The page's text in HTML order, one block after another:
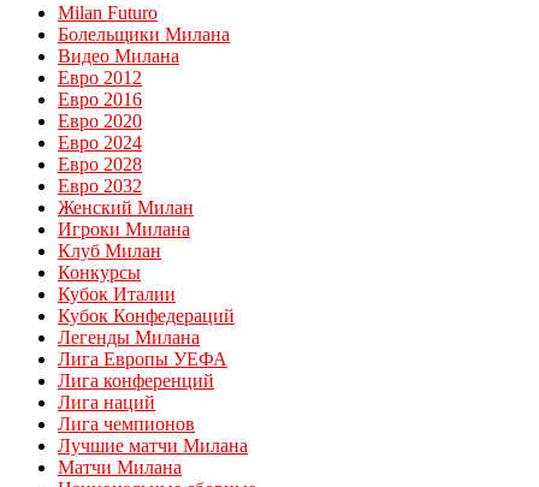
Milan Futuro
Болельщики Милана
Видео Милана
Евро 2012
Евро 2016
Евро 2020
Евро 2024
Евро 2028
Евро 2032
Женский Милан
Игроки Милана
Клуб Милан
Конкурсы
Кубок Италии
Кубок Конфедераций
Легенды Милана
Лига Европы УЕФА
Лига конференций
Лига наций
Лига чемпионов
Лучшие матчи Милана
Матчи Милана